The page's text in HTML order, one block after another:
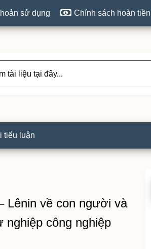
sử dụng Chính sách hoàn tiền
tiểu luận
Lênin về con người và
công nghiệp